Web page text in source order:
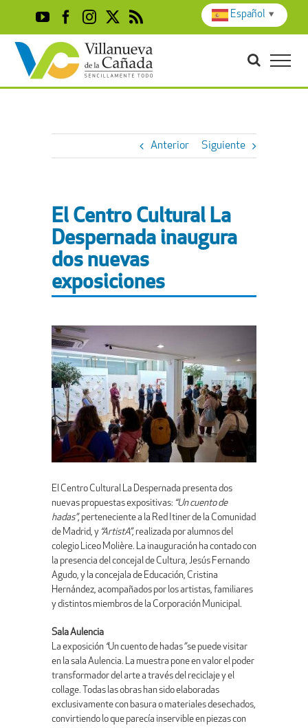
content
YouTubeFacebook
Instagram
X Rss
Anterior Siguiente
El Centro Cultural La
Despernada inaugura
dos nuevas
exposiciones
El Centro Cultural La Despernada presenta dos
nuevas propuestas expositivas: “Un cuento de
hadas”, perteneciente a la Red Itiner de la Comunidad
de Madrid, y “ArtistA”, realizada por alumnos del
colegio Liceo Molière. La inauguración ha contado con
la presencia del concejal de Cultura, Jesús Fernando
Agudo, y la concejala de Educación, Cristina
Hernández, acompañados por los artistas, familiares
y distintos miembros de la Corporación Municipal.
Sala Aulencia
La exposición “Un cuento de hadas”se puede visitar
en la sala Aulencia. La muestra pone en valor el poder
transformador del arte a través del reciclaje y el
collage. Todas las obras han sido elaboradas
exclusivamente con basura o materiales desechados,
convirtiendo lo que parecía inservible en piezas con
Español ▼